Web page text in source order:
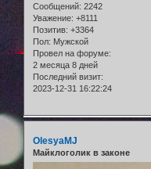
Сообщений: 2242
Уважение: +8111
Позитив: +3364
Пол: Мужской
Провел на форуме:
2 месяца 8 дней
Последний визит:
2023-12-31 16:22:24
OlesyaMJ
Майклоголик в законе